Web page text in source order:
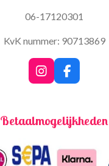
06-17120301
KvK nummer: 90713869
I
n
a
r
a
F
a
b
k
Betaalmogelijkheden